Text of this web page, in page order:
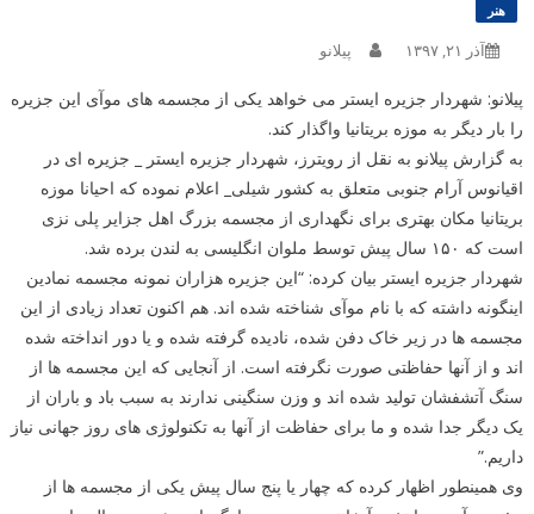
هنر
آذر ۲۱, ۱۳۹۷ پیلانو
پیلانو: شهردار جزیره ایستر می خواهد یکی از مجسمه های موآی این جزیره
را بار دیگر به موزه بریتانیا واگذار کند.
به گزارش پیلانو به نقل از رویترز، شهردار جزیره ایستر _ جزیره ای در
اقیانوس آرام جنوبی متعلق به کشور شیلی_ اعلام نموده که احیانا موزه
بریتانیا مکان بهتری برای نگهداری از مجسمه بزرگ اهل جزایر پلی نزی
است که ۱۵۰ سال پیش توسط ملوان انگلیسی به لندن برده شد.
شهردار جزیره ایستر بیان کرده: “این جزیره هزاران نمونه مجسمه نمادین
اینگونه داشته که با نام موآی شناخته شده اند. هم اکنون تعداد زیادی از این
مجسمه ها در زیر خاک دفن شده، نادیده گرفته شده و یا دور انداخته شده
اند و از آنها حفاظتی صورت نگرفته است. از آنجایی که این مجسمه ها از
سنگ آتشفشان تولید شده اند و وزن سنگینی ندارند به سبب باد و باران از
یک دیگر جدا شده و ما برای حفاظت از آنها به تکنولوژی های روز جهانی نیاز
داریم.”
وی همینطور اظهار کرده که چهار یا پنج سال پیش یکی از مجسمه ها از